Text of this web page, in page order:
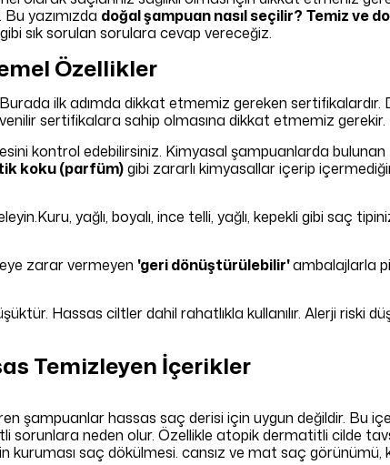
yazımızda doğal şampuan nasıl seçilir? Temiz ve
gibi sık sorulan sorulara cevap vereceğiz.
Özellikler
ilk adımda dikkat etmemiz gereken sertifikalardır.
sertifikalara sahip olmasına dikkat etmemiz gerekir.
kontrol edebilirsiniz. Kimyasal şampuanlarda bulunan
koku (parfüm)gibi zararlı kimyasallar içerip
yağlı, boyalı, ince telli, yağlı, kepekli gibi saç
zarar vermeyen 'geri dönüştürülebilir'ambalajlarla
Hassas ciltler dahil rahatlıkla kullanılır. Alerji riski
Temizleyen İçerikler
şampuanlar hassas saç derisi için uygun değildir. Bu
sorunlara neden olur. Özellikle atopik dermatitli cilde
saç dökülmesi. cansız ve mat saç görünümü,